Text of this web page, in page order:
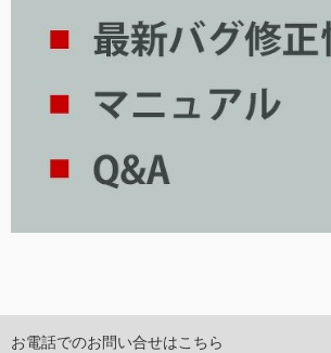
お電話でのお問い合せはこちら